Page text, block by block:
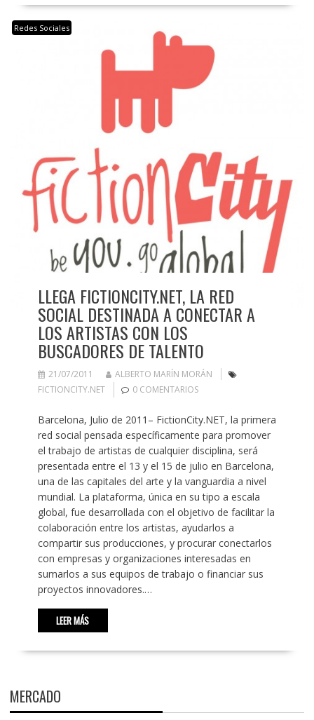
Redes Sociales
LLEGA FICTIONCITY.NET, LA RED
SOCIAL DESTINADA A CONECTAR A
LOS ARTISTAS CON LOS
BUSCADORES DE TALENTO
21/07/2011
ALBERTO MARÍN MORÁN
FICTIONCITY.NET
0 COMENTARIOS
Barcelona, Julio de 2011– FictionCity.NET, la primera
red social pensada específicamente para promover
el trabajo de artistas de cualquier disciplina, será
presentada entre el 13 y el 15 de julio en Barcelona,
una de las capitales del arte y la vanguardia a nivel
mundial. La plataforma, única en su tipo a escala
global, fue desarrollada con el objetivo de facilitar la
colaboración entre los artistas, ayudarlos a
compartir sus producciones, y procurar conectarlos
con empresas y organizaciones interesadas en
sumarlos a sus equipos de trabajo o financiar sus
proyectos innovadores.…
LEER MÁS
MERCADO